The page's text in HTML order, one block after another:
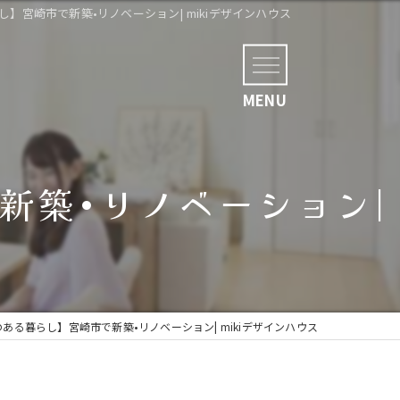
】宮崎市で新築•リノベーション| mikiデザインハウス
築•リノベーション|
る暮らし】宮崎市で新築•リノベーション| mikiデザインハウス